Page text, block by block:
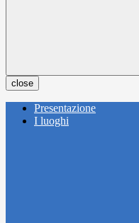
close
Presentazione
I luoghi